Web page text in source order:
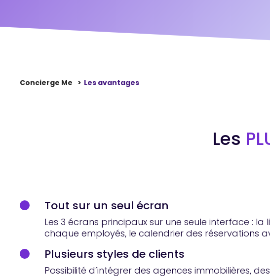
Concierge Me Les avantages
Les
Tout sur un seul écran
Les 3 écrans principaux sur une seule interface :
chaque employés, le calendrier des réservations
Plusieurs styles de clients
Possibilité d’intégrer des agences immobilières,